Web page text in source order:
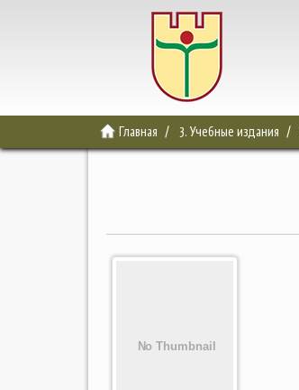
Главная 3. Учебные издания